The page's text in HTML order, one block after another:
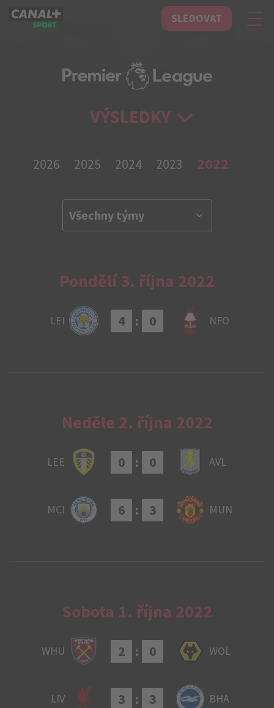
CANAL+ Sport SLEDOVAT
VÝSLEDKY
2026 2025 2024 2023 2022
Pondělí 3. října 2022
LEI 4 : 0 NFO
Neděle 2. října 2022
LEE 0 : 0 AVL
MCI 6 : 3 MUN
Sobota 1. října 2022
WHU 2 : 0 WOL
LIV 3 : 3 BHA